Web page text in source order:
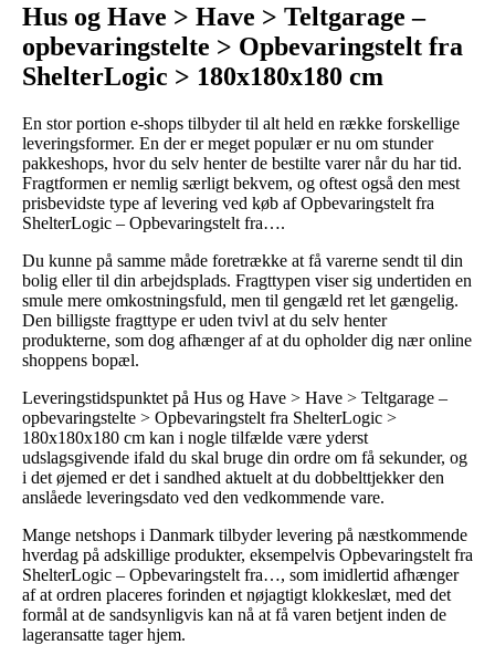
Hus og Have > Have > Teltgarage –
opbevaringstelte > Opbevaringstelt fra
ShelterLogic > 180x180x180 cm
En stor portion e-shops tilbyder til alt held en række forskellige
leveringsformer. En der er meget populær er nu om stunder
pakkeshops, hvor du selv henter de bestilte varer når du har tid.
Fragtformen er nemlig særligt bekvem, og oftest også den mest
prisbevidste type af levering ved køb af Opbevaringstelt fra
ShelterLogic – Opbevaringstelt fra….
Du kunne på samme måde foretrække at få varerne sendt til din
bolig eller til din arbejdsplads. Fragttypen viser sig undertiden en
smule mere omkostningsfuld, men til gengæld ret let gængelig.
Den billigste fragttype er uden tvivl at du selv henter
produkterne, som dog afhænger af at du opholder dig nær online
shoppens bopæl.
Leveringstidspunktet på Hus og Have > Have > Teltgarage –
opbevaringstelte > Opbevaringstelt fra ShelterLogic >
180x180x180 cm kan i nogle tilfælde være yderst
udslagsgivende ifald du skal bruge din ordre om få sekunder, og
i det øjemed er det i sandhed aktuelt at du dobbelttjekker den
anslåede leveringsdato ved den vedkommende vare.
Mange netshops i Danmark tilbyder levering på næstkommende
hverdag på adskillige produkter, eksempelvis Opbevaringstelt fra
ShelterLogic – Opbevaringstelt fra…, som imidlertid afhænger
af at ordren placeres forinden et nøjagtigt klokkeslæt, med det
formål at de sandsynligvis kan nå at få varen betjent inden de
lageransatte tager hjem.